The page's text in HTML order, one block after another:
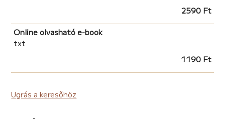
2590 Ft
Online olvasható e-book
txt
1190 Ft
Ugrás a keresőhöz